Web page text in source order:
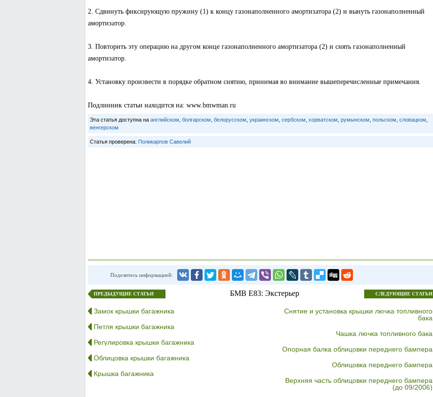
2. Сдвинуть фиксирующую пружину (1) к концу газонаполненного амортизатора (2) и вынуть газонаполненный
амортизатор.
3. Повторить эту операцию на другом конце газонаполненного амортизатора (2) и снять газонаполненный
амортизатор.
4. Установку произвести в порядке обратном снятию, принимая во внимание вышеперечисленные примечания.
Подлинник статьи находится на: www.bmwman.ru
Эта статья доступна на английском болгарском белорусском украинском сербском хорватском румынском польском словацком
венгерском
Статья проверена: Поликарпов Савелий
Поделитесь информацией:
ПРЕДЫДУЩИЕ СТАТЬИ БМВ E83: Экстерьер СЛЕДУЮЩИЕ СТАТЬИ
Замок крышки багажника
Петля крышки багажника
Регулировка крышки багажника
Облицовка крышки багажника
Крышка багажника
Снятие и установка крышки лючка топливного
бака
Чашка лючка топливного бака
Опорная балка облицовки переднего бампера
Облицовка переднего бампера
Верхняя часть облицовки переднего бампера
(до 09/2006)